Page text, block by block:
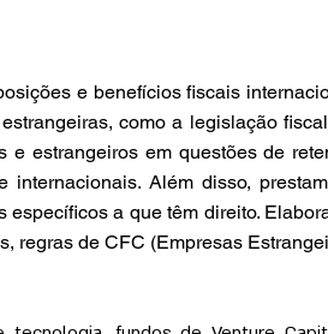
e benefícios fiscais
como a legislação
estrangeiros em questões de
Além disso,
a que têm direito.
regras de CFC (Empresas